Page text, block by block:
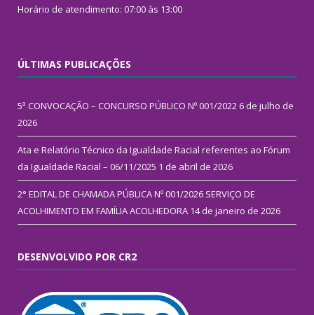
Horário de atendimento: 07:00 às 13:00
ÚLTIMAS PUBLICAÇÕES
5ª CONVOCAÇÃO – CONCURSO PÚBLICO Nº 001/2022 6 de julho de
2026
Ata e Relatório Técnico da Igualdade Racial referentes ao Fórum
da Igualdade Racial – 06/11/2025 1 de abril de 2026
2° EDITAL DE CHAMADA PÚBLICA Nº 001/2026 SERVIÇO DE
ACOLHIMENTO EM FAMÍLIA ACOLHEDORA 14 de janeiro de 2026
DESENVOLVIDO POR CR2